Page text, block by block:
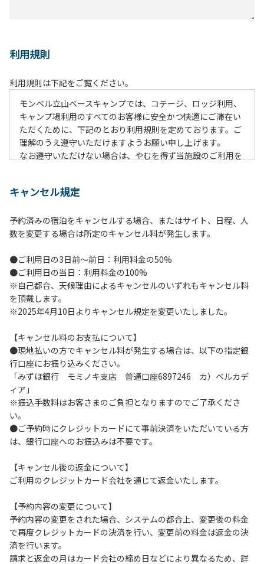
利用規則
利用規則は下記をご覧ください。
モンベル立山ベースキャンプでは、コテージ、ロッジ利用、
キャンプ場利用のすべてのお客様に安全かつ快適にご滞在い
ただくために、下記のとおり利用規則を定めております。ご
理解のうえ遵守いただけますようお願い申し上げます。
なお遵守いただけない場合は、やむを得ず当施設のご利用を
【施設全体に関する注意事項】
２.利用上のルールを遵守いただき、ご自身で事故防止に努め
てください。
４.場内を車で移動する場合は、徐行運転（5km/h以下）を
行ってください。
５.施設内は土足禁止です。
６.コテージ・ロッジ棟内は禁煙です。
７.ゴミは分別した上で、燃えるごみ以外は中身を洗い、チェ
８.不可抗力以外の事由により建造物、家具、備品、その他の
物品を損傷、紛失、汚染させた場合には、相当額を弁償して
いただくことがあります。
９.施設内（駐車場含む）での事故や盗難などにつきまして
は、一切の責任を負いかねます。
【コテージご利用上の注意事項ならびに禁止事項】
１.動物（ペット類）の同伴はご遠慮願います。
３.調度品などの持ち出しはしないでください。
４.ご訪問客とのコテージ内での面会はご遠慮願います。
６.周囲に迷惑となるような行為（夜間の大声での談笑等）や
他人に嫌悪感を与えるような行為はお止めください。
７.BBQ台（BBQコンロやグリル）は室内およびデッキ部分
は使用禁止です。使用の際は土面またはアスファルト面にて
床面から高さ60cm以上離してご利用ください。
キャンセル規定
予約済みの宿泊をキャンセルする場合、またはサイト、日程、人
数を変更する場合は所定のキャンセル料が発生します。
●ご利用日の3日前～前日：利用料金の50%
●ご利用日の当日：利用料金の100%
※自己都合、天候理由によるキャンセルのいずれもキャンセル料
を頂戴します。
※2025年4月10日よりキャンセル規定を変更いたしました。
【キャンセル料のお支払について】
●現地払いの方でキャンセル料が発生する場合は、以下の指定銀
行口座にお振り込みください。
「みずほ銀行 モミノキ支店 普通口座6897246 カ）ベルカデ
ィア」
※振込手数料はお客さまのご負担となりますのでご了承くださ
い。
●ご予約時にクレジットカードにて事前決済をいただいている方
は、銀行口座へのお振込みは不要です。
【キャンセル後の返金について】
ご利用のクレジットカード会社を通じて返金いたします。
【予約内容の変更について】
予約内容の変更をされた場合、システムの都合上、変更後の料金
で再度クレジットカードの決済を行い、変更前の料金は返金の決
済を行います。
請求と返金の月はカード会社の締め日などにより異なるため、詳